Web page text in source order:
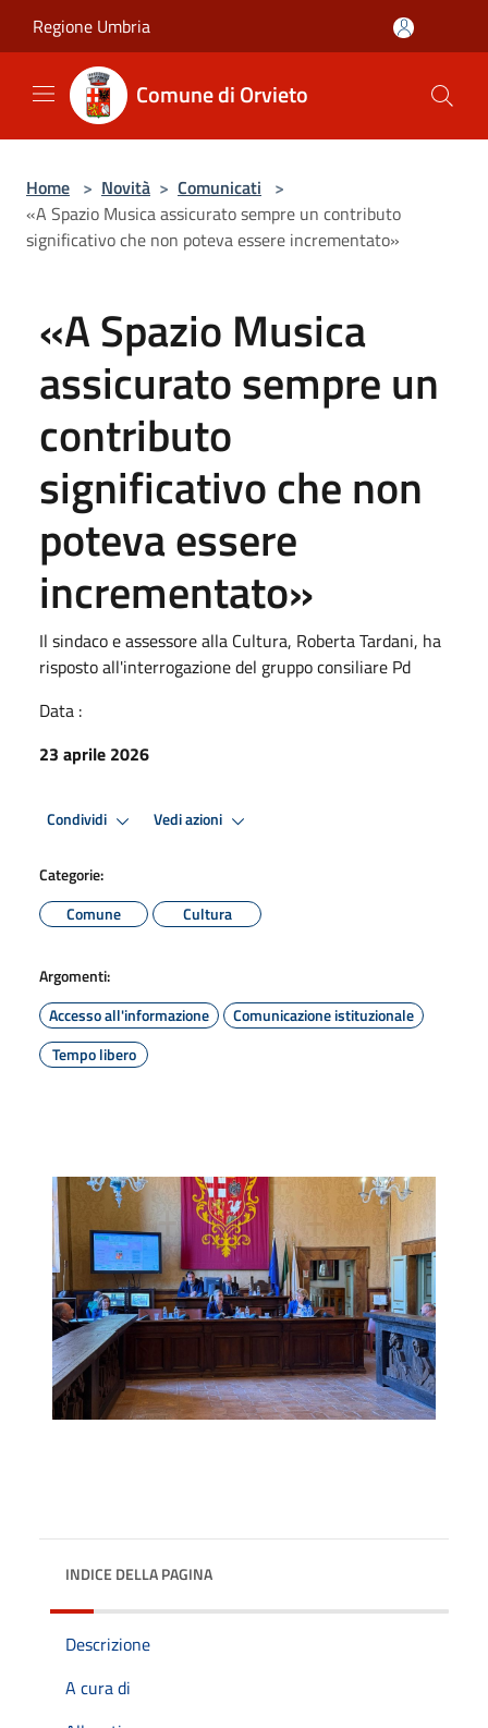
Regione Umbria
Comune di Orvieto
Home > Novità > Comunicati >
«A Spazio Musica assicurato sempre un contributo
significativo che non poteva essere incrementato»
«A Spazio Musica
assicurato sempre un
contributo
significativo che non
poteva essere
incrementato»
Il sindaco e assessore alla Cultura, Roberta Tardani, ha
risposto all'interrogazione del gruppo consiliare Pd
Data :
23 aprile 2026
Condividi Vedi azioni
Categorie:
Comune
Cultura
Argomenti:
Accesso all'informazione
Comunicazione istituzionale
Tempo libero
INDICE DELLA PAGINA
Descrizione
A cura di